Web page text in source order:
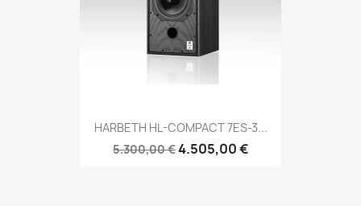
HARBETH HL-COMPACT 7ES-3...
5.300,00 €4.505,00 €